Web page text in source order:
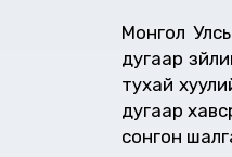
Монгол
дугаар
тухай
дугаар
сонгон